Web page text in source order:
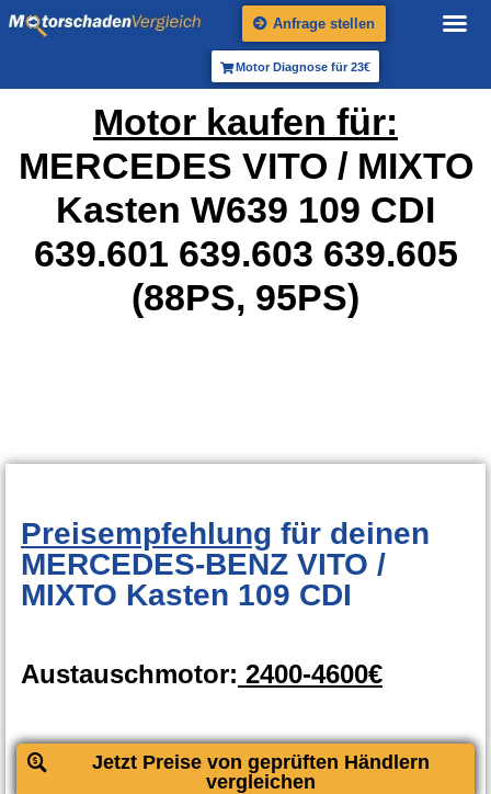
Anfrage stellen
Motor Diagnose für 23€
Motor kaufen für:
MERCEDES VITO / MIXTO
Kasten W639 109 CDI
639.601 639.603 639.605
(88PS, 95PS)
Preisempfehlung für deinen
MERCEDES-BENZ VITO /
MIXTO Kasten 109 CDI
Austauschmotor: 2400-4600€
Jetzt Preise von geprüften Händlern
vergleichen